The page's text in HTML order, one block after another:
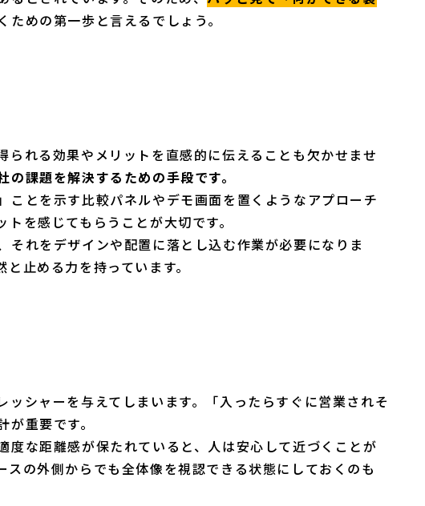
めの第一歩と言えるでしょう。
れる効果やメリットを直感的に伝えることも欠かせませ
課題を解決するための手段です。
とを示す比較パネルやデモ画面を置くようなアプローチ
を感じてもらうことが大切です。
れをデザインや配置に落とし込む作業が必要になりま
止める力を持っています。
シャーを与えてしまいます。「入ったらすぐに営業されそ
重要です。
な距離感が保たれていると、人は安心して近づくことが
の外側からでも全体像を視認できる状態にしておくのも